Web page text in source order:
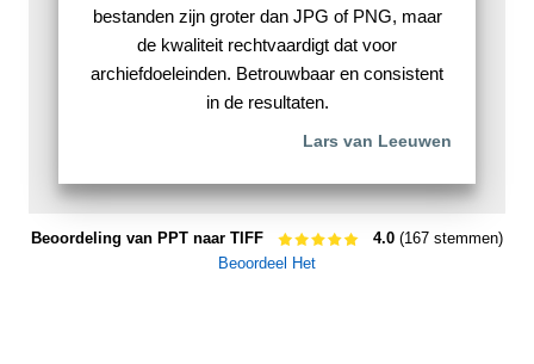
bestanden zijn groter dan JPG of PNG, maar
de kwaliteit rechtvaardigt dat voor
archiefdoeleinden. Betrouwbaar en consistent
in de resultaten.
Lars van Leeuwen
Beoordeling van PPT naar TIFF 4.0 (167 stemmen)
Beoordeel Het